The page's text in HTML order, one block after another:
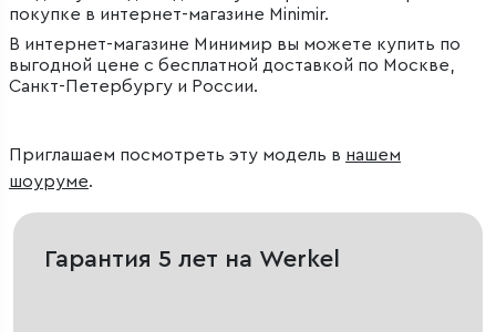
покупке в интернет-магазине Minimir.
В интернет-магазине Минимир вы можете купить по
выгодной цене с бесплатной доставкой по Москве,
Санкт-Петербургу и России.
Приглашаем посмотреть эту модель в нашем
шоуруме.
Гарантия 5 лет на Werkel